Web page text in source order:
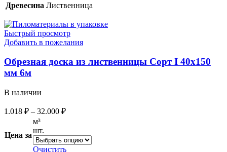
Древесина Лиственница
Быстрый просмотр
Добавить в пожелания
Обрезная доска из лиственницы Сорт I 40х150
мм 6м
В наличии
1.018 ₽ – 32.000 ₽
Цена за
м³
шт.
Очистить